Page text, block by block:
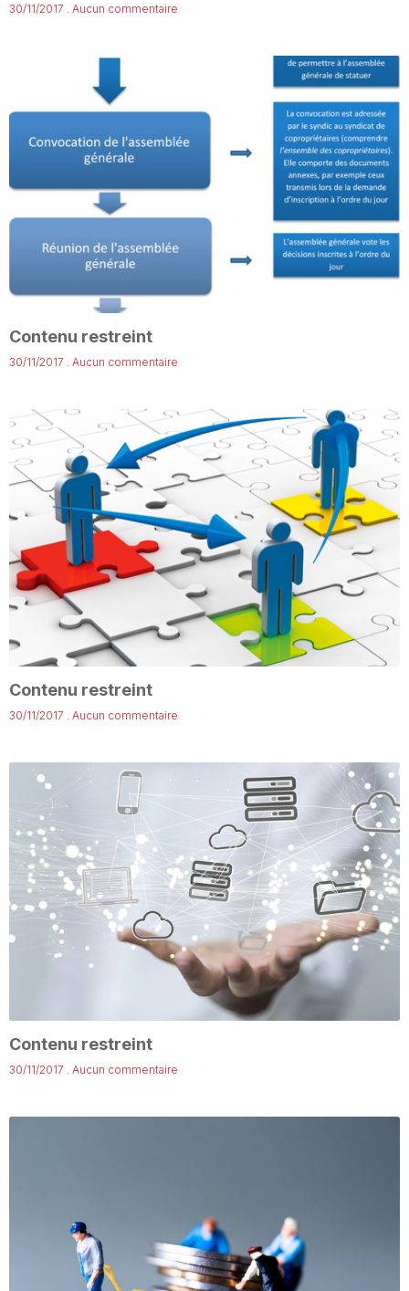
30/11/2017 Aucun commentaire
Contenu restreint
30/11/2017 Aucun commentaire
Contenu restreint
30/11/2017 Aucun commentaire
Contenu restreint
30/11/2017 Aucun commentaire